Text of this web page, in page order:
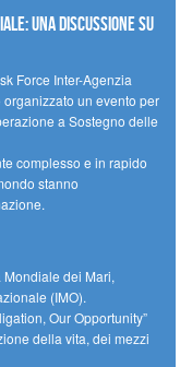
una discussione su
Force Inter-Agenzia
un evento per
a Sostegno delle
complesso e in rapido
stanno
dei Mari,
(IMO).
Our Opportunity”
della vita, dei mezzi